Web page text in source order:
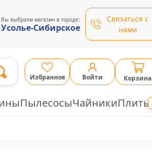
Вы выбрали магазин в городе:
Усолье-Сибирское
Связаться с
нами
Избранное Войти Корзина
ПылесосыЧайникиПлиты